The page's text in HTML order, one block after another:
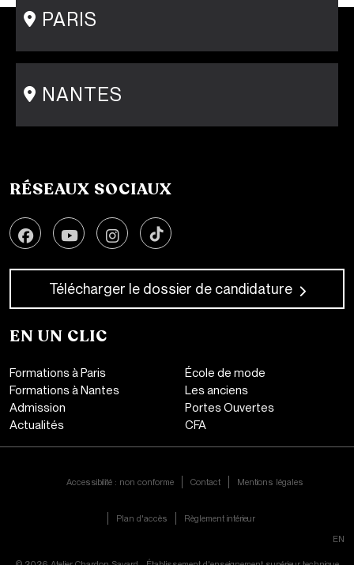
PARIS
15 rue Gambey - 75011
+33 1 86 47 29 92
NANTES
31-33 rue Saint Léonard
RÉSEAUX SOCIAUX
Télécharger le dossier de candidature
EN UN CLIC
Formations à Paris
Formations à Nantes
Admission
Actualités
École de mode
Les anciens
Portes Ouvertes
CFA
Accessibilité : non conforme Contact Mentions légales
Plan d'accès
Règlement intérieur
EN